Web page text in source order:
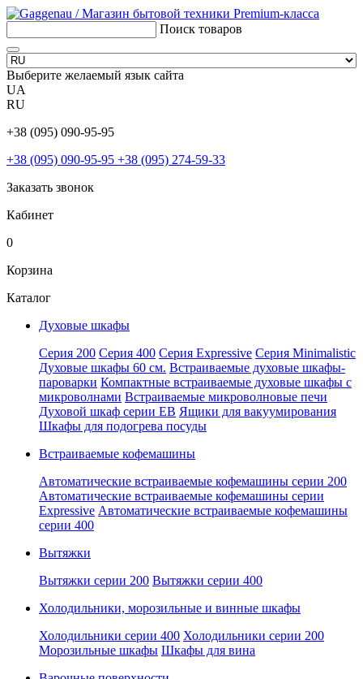
Поиск товаров
Выберите желаемый язык сайта
UA
RU
+38 (095) 090-95-95
+38 (095) 090-95-95 +38 (095) 274-59-33
Заказать звонок
Кабинет
0
Корзина
Каталог
Духовые шкафы
Серия 200 Серия 400 Серия Expressive Серия Minimalistic
Духовые шкафы 60 см. Встраиваемые духовые шкафы-
пароварки Компактные встраиваемые духовые шкафы с
микроволнами Встраиваемые микроволновые печи
Духовой шкаф серии EB Ящики для вакуумирования
Шкафы для подогрева посуды
Встраиваемые кофемашины
Автоматические встраиваемые кофемашины серии 200
Автоматические встраиваемые кофемашины серии
Expressive Автоматические встраиваемые кофемашины
серии 400
Вытяжки
Вытяжки серии 200 Вытяжки серии 400
Холодильники, морозильные и винные шкафы
Холодильники серии 400 Холодильники серии 200
Морозильные шкафы Шкафы для вина